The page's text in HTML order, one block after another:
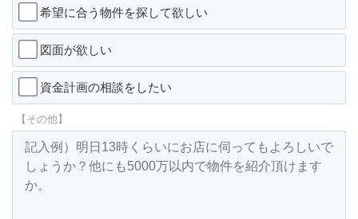
希望に合う物件を探して欲しい
図面が欲しい
資金計画の相談をしたい
【その他】